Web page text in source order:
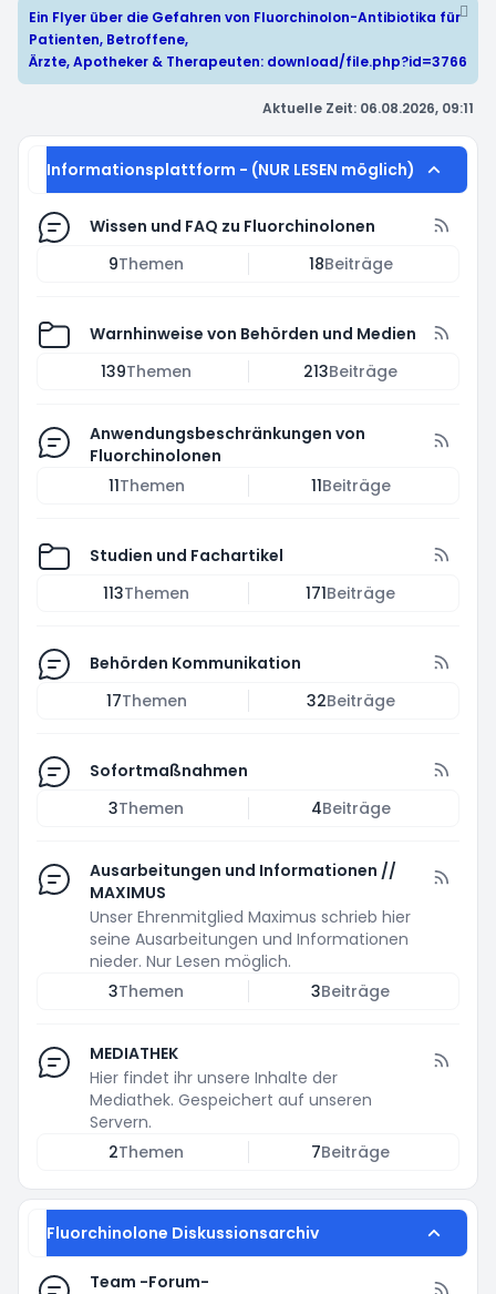
Ein Flyer über die Gefahren von Fluorchinolon-Antibiotika für
Patienten, Betroffene,
Ärzte, Apotheker & Therapeuten: download/file.php?id=3766
Aktuelle Zeit: 06.08.2026, 09:11
Informationsplattform - (NUR LESEN möglich)
Wissen und FAQ zu Fluorchinolonen
9Themen 18Beiträge
Warnhinweise von Behörden und Medien
139Themen 213Beiträge
Anwendungsbeschränkungen von
Fluorchinolonen
11Themen 11Beiträge
Studien und Fachartikel
113Themen 171Beiträge
Behörden Kommunikation
17Themen 32Beiträge
Sofortmaßnahmen
3Themen 4Beiträge
Ausarbeitungen und Informationen //
MAXIMUS
Unser Ehrenmitglied Maximus schrieb hier
seine Ausarbeitungen und Informationen
nieder. Nur Lesen möglich.
3Themen 3Beiträge
MEDIATHEK
Hier findet ihr unsere Inhalte der
Mediathek. Gespeichert auf unseren
Servern.
2Themen 7Beiträge
Fluorchinolone Diskussionsarchiv
Team -Forum-